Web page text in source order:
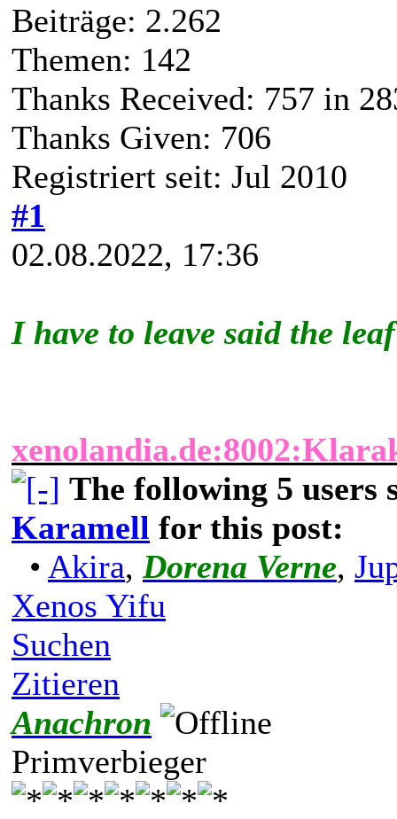
Beiträge: 2.262
Themen: 142
Thanks Received: 757 in
Thanks Given: 706
Registriert seit: Jul 2010
#1
02.08.2022, 17:36
I have to leave said the
The following 5 users
Karamell for this post:
• Akira, Dorena Verne,
Xenos Yifu
Suchen
Zitieren
Anachron
Primverbieger